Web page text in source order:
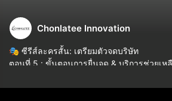
Chonlatee Innovation
🎭 ซีรีส์ละครสั้น: เตรียมตัวจดบริษัท
ตอนที่ 5 : ขั้นตอนการยื่นจด & บริการช่วยเ
เมื่อมีที่ปรึกษาที่ดี การเริ่มต้นธุรกิจก็ง่ายขึ้น